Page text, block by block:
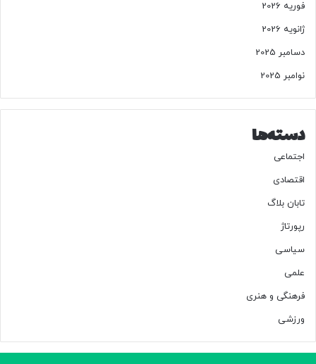
د
فوریه 2026
ژانویه 2026
دسامبر 2025
نوامبر 2025
دسته‌ها
اجتماعی
اقتصادی
تابان بلاگ
رپورتاژ
سیاسی
علمی
فرهنگی و هنری
ورزشی